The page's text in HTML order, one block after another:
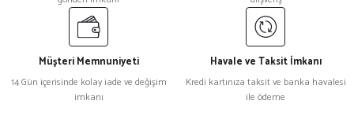
Müşteri Memnuniyeti
14 Gün içerisinde kolay iade ve değişim
imkanı
Havale ve Taksit İmkanı
Kredi kartınıza taksit ve banka havalesi
ile ödeme